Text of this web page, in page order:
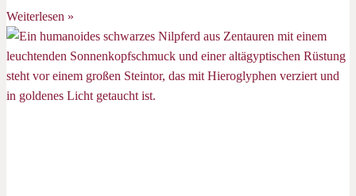
Weiterlesen »